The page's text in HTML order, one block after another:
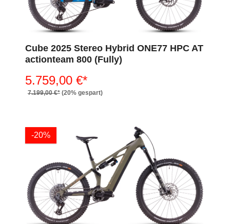
Cube 2025 Stereo Hybrid ONE77 HPC AT
actionteam 800 (Fully)
5.759,00 €*
7.199,00 €* (20% gespart)
-20%